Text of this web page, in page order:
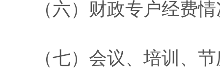
（六）财政专户经费
（七）会议、培训、